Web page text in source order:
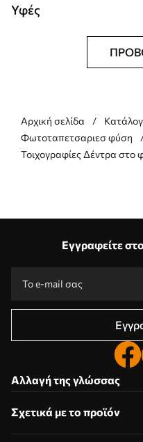
Υφές
Αρχική σελίδα
Φωτοταπετσαριεσ φύση
Τοιχογραφίες Δέντρα στο
Εγγραφείτε
Αλλαγή της γλώσσας
Σχετικά με το προϊόν